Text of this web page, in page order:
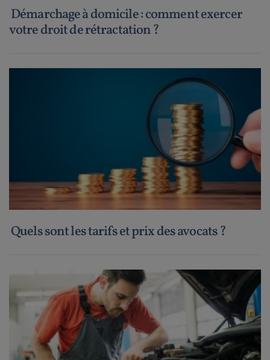
Démarchage à domicile : comment exercer
votre droit de rétractation ?
Quels sont les tarifs et prix des avocats ?